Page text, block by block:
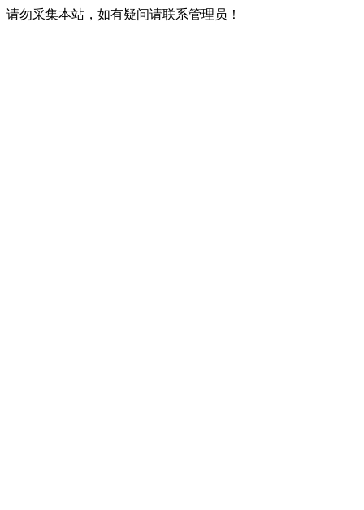
请勿采集本站，如有疑问请联系管理员！